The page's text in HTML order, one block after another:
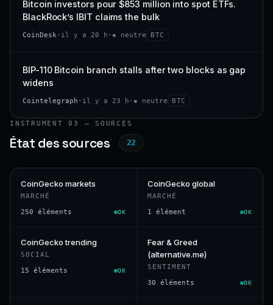
Bitcoin investors pour $853 million into spot ETFs.
BlackRock’s IBIT claims the bulk
CoinDesk · il y a 20 h · ▪ neutre BTC
BIP-110 Bitcoin branch stalls after two blocks as gap
widens
Cointelegraph · il y a 23 h · ▪ neutre BTC
INSTRUMENT 03 — SOURCES
État des sources 22
CoinGecko markets
MARCHÉ
250 éléments OK
CoinGecko global
MARCHÉ
1 élément OK
CoinGecko trending
SOCIAL
15 éléments OK
Fear & Greed
(alternative.me)
SENTIMENT
30 éléments OK